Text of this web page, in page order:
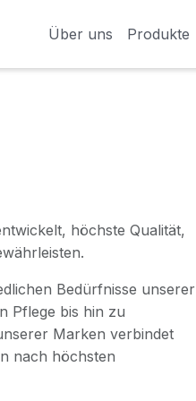
Über uns
Produkte
Über uns Produkte
höchste Qualität,
Bedürfnisse unserer
Pflege bis hin zu
Marken verbindet
nach höchsten